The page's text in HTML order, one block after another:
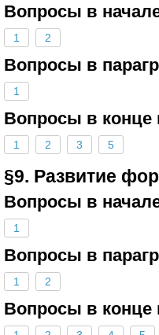
Вопросы в
1 2
Вопросы в
1
Вопросы в конце
1 2 3 5
§9. Развитие
Вопросы в
1
Вопросы в
1 2
Вопросы в конце